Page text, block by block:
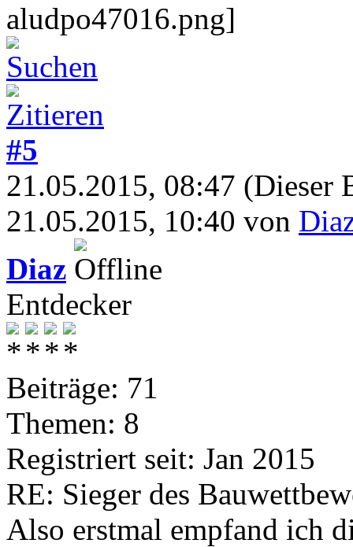
#5
21.05.2015, 08:47 (Dieser
21.05.2015, 10:40 von
Diaz
Entdecker
Beiträge: 71
Themen: 8
Registriert seit: Jan 2015
RE: Sieger des
Also erstmal empfand ich